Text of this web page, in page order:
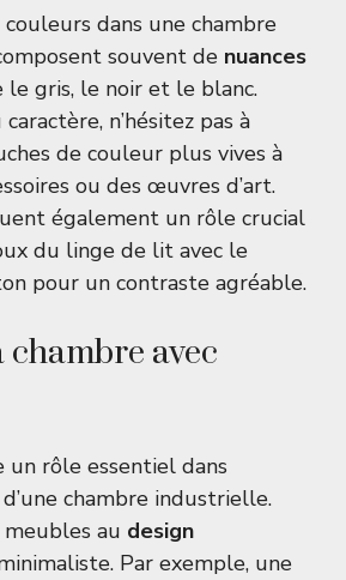
dans une chambre
souvent de nuances
le gris, le noir et le blanc.
n’hésitez pas à
de couleur plus vives à
ou des œuvres d’art.
également un rôle crucial
du linge de lit avec le
pour un contraste agréable.
avec
un rôle essentiel dans
chambre industrielle.
au design
Par exemple, une